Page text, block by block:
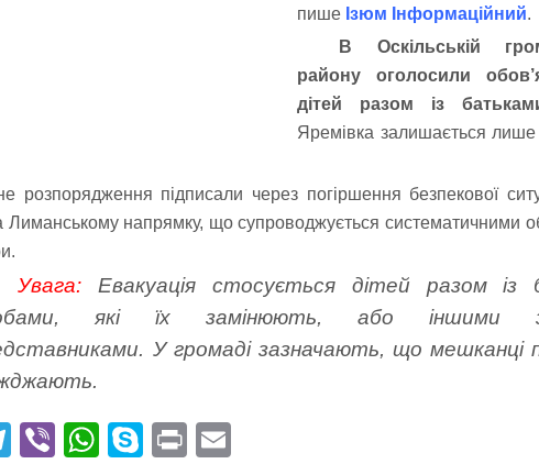
пише Ізюм Інформаційний.
В Оскільській
району оголосили
дітей разом із
Яремівка залишається лише
розпорядження підписали через погіршення безпекової
Лиманському напрямку, що супроводжується систематичними
Увага: Евакуація стосується дітей разом із
які їх замінюють, або іншими
У громаді зазначають, що мешканці
Te Vi
W
S
Pr